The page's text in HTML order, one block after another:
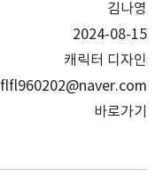
김나영
2024-08-15
캐릭터 디자인
flfl960202@naver.com
바로가기